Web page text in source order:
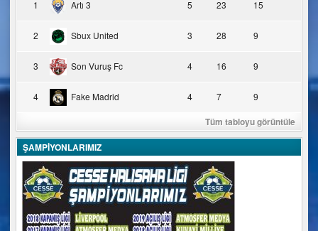
1 Artı 3 5 23 15
2 Sbux United 3 28 9
3 Son Vuruş Fc 4 16 9
4 Fake Madrid 4 7 9
Tüm tabloyu görüntüle
ŞAMPİYONLARIMIZ